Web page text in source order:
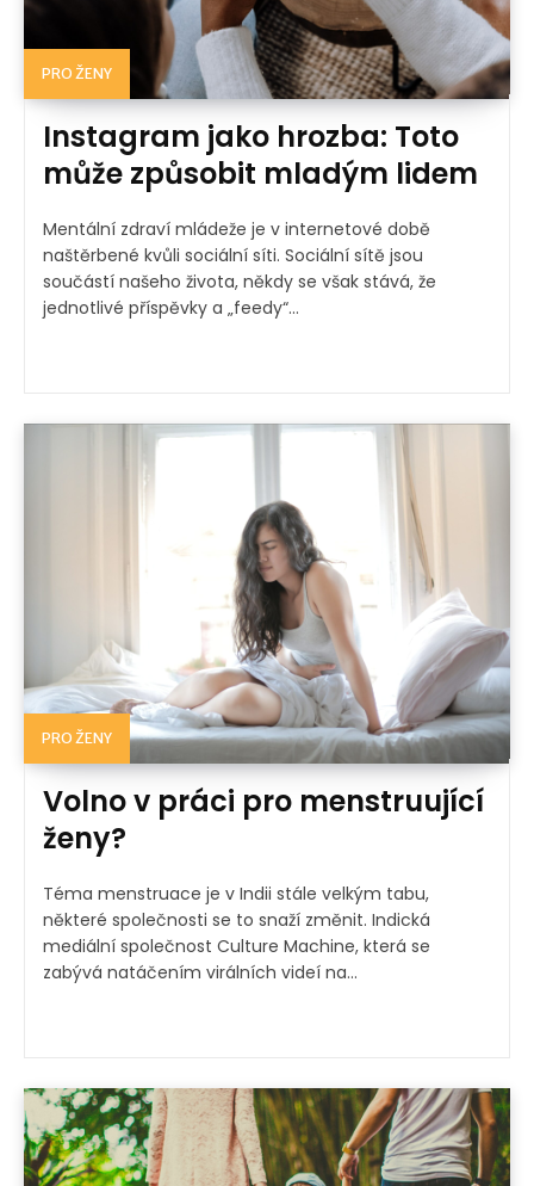
PRO ŽENY
Instagram jako hrozba: Toto
může způsobit mladým lidem
Mentální zdraví mládeže je v internetové době
naštěrbené kvůli sociální síti. Sociální sítě jsou
součástí našeho života, někdy se však stává, že
jednotlivé příspěvky a „feedy“...
PRO ŽENY
Volno v práci pro menstruující
ženy?
Téma menstruace je v Indii stále velkým tabu,
některé společnosti se to snaží změnit. Indická
mediální společnost Culture Machine, která se
zabývá natáčením virálních videí na...